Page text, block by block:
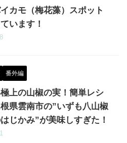
カモ（梅花藻）スポット
います！
番外編
上の山椒の実！簡単レシ
県雲南市の”いずも八山椒
じかみ”が美味しすぎた！